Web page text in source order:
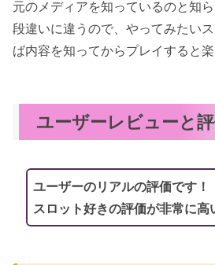
元のメディアを知っているのと知
段違いに違うので、やってみたい
ば内容を知ってからプレイすると楽
ユーザーレビューと
ユーザーのリアルの評価です！
スロット好きの評価が非常に高